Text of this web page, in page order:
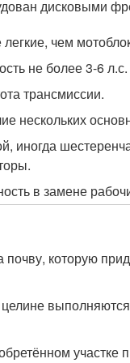
дисковыми
чем
не более 3-6 л.с.
трансмиссии.
нескольких
иногда
в замене
которую
участке